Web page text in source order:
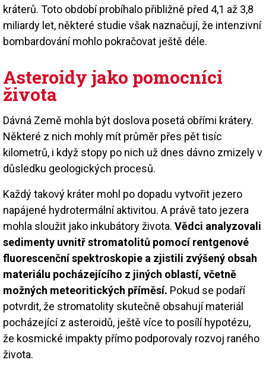
kráterů. Toto období probíhalo přibližně před 4,1 až 3,8
miliardy let, některé studie však naznačují, že intenzivní
bombardování mohlo pokračovat ještě déle.
Asteroidy jako pomocníci
života
Dávná Země mohla být doslova posetá obřími krátery.
Některé z nich mohly mít průměr přes pět tisíc
kilometrů, i když stopy po nich už dnes dávno zmizely v
důsledku geologických procesů.
Každý takový kráter mohl po dopadu vytvořit jezero
napájené hydrotermální aktivitou. A právě tato jezera
mohla sloužit jako inkubátory života. Vědci analyzovali
sedimenty uvnitř stromatolitů pomocí rentgenové
fluorescenční spektroskopie a zjistili zvýšený obsah
materiálu pocházejícího z jiných oblastí, včetně
možných meteoritických příměsí. Pokud se podaří
potvrdit, že stromatolity skutečně obsahují materiál
pocházející z asteroidů, ještě více to posílí hypotézu,
že kosmické impakty přímo podporovaly rozvoj raného
života.